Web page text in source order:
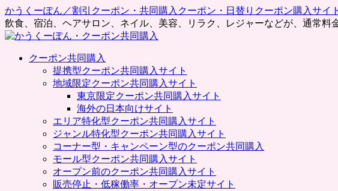
かうくーぽん／割引クーポン・共同購入クーポン・日替りクーポン購入サイ
飲食、宿泊、ヘアサロン、ネイル、美容、リラク、レジャーなどが、通常
クーポン共同購入
提携型クーポン共同購入サイト
地域限定クーポン共同購入サイト
東京限定クーポン共同購入サイト
海外の日本向けサイト
エリア特化型クーポン共同購入サイト
ジャンル特化型クーポン共同購入サイト
コーナー型・キャンペーン型のクーポン共同購入
モール型クーポン共同購入サイト
オープン前のクーポン共同購入サイト
販売停止・低稼働率・オープン未定サイト